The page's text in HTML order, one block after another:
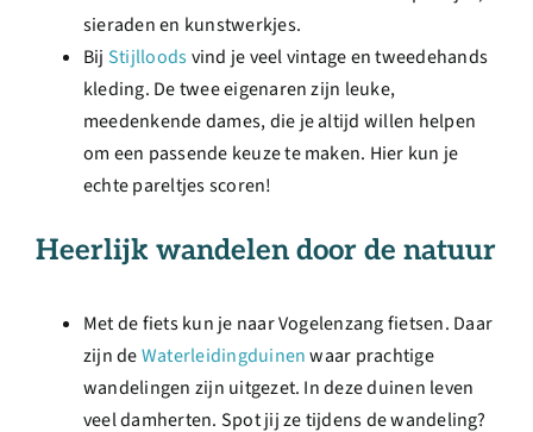
sieraden en kunstwerkjes.
Bij Stijlloodsvind je veel vintage en tweedehands
kleding. De twee eigenaren zijn leuke,
meedenkende dames, die je altijd willen helpen
om een passende keuze te maken. Hier kun je
echte pareltjes scoren!
Heerlijk wandelen door de natuur
Met de fiets kun je naar Vogelenzang fietsen. Daar
zijn deWaterleidingduinenwaar prachtige
wandelingen zijn uitgezet. In deze duinen leven
veel damherten. Spot jij ze tijdens de wandeling?